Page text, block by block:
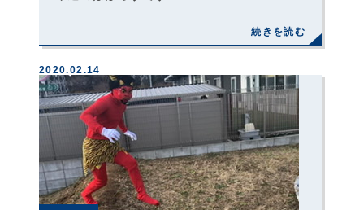
2020.02.14